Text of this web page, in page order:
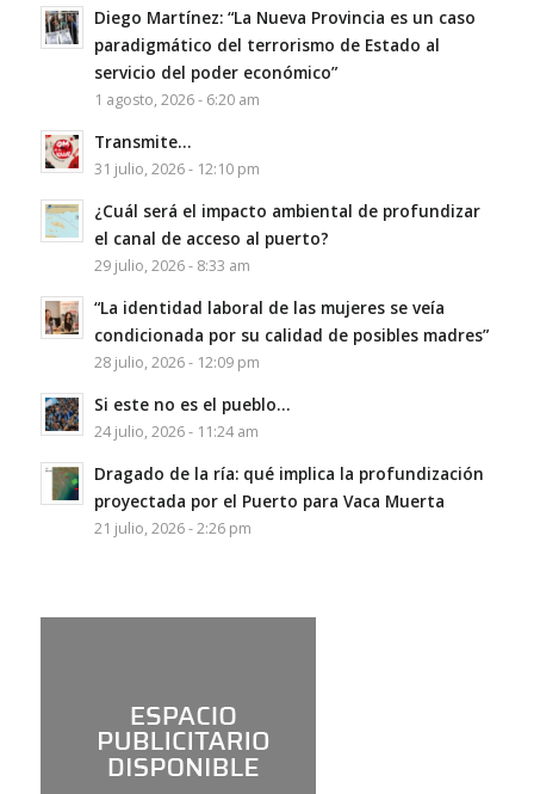
Diego Martínez: “La Nueva Provincia es un caso
paradigmático del terrorismo de Estado al
servicio del poder económico”
1 agosto, 2026 - 6:20 am
Transmite…
31 julio, 2026 - 12:10 pm
¿Cuál será el impacto ambiental de profundizar
el canal de acceso al puerto?
29 julio, 2026 - 8:33 am
“La identidad laboral de las mujeres se veía
condicionada por su calidad de posibles madres”
28 julio, 2026 - 12:09 pm
Si este no es el pueblo…
24 julio, 2026 - 11:24 am
Dragado de la ría: qué implica la profundización
proyectada por el Puerto para Vaca Muerta
21 julio, 2026 - 2:26 pm